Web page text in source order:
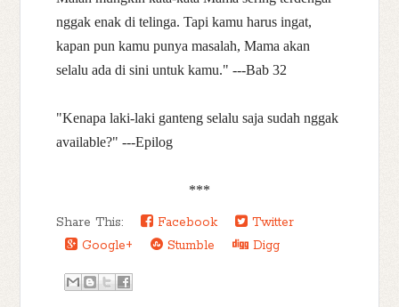
nggak enak di telinga. Tapi kamu harus ingat,
kapan pun kamu punya masalah, Mama akan
selalu ada di sini untuk kamu." ---Bab 32
"Kenapa laki-laki ganteng selalu saja sudah nggak
available?" ---Epilog
***
Share This: Facebook
Twitter
Google+
Stumble Digg